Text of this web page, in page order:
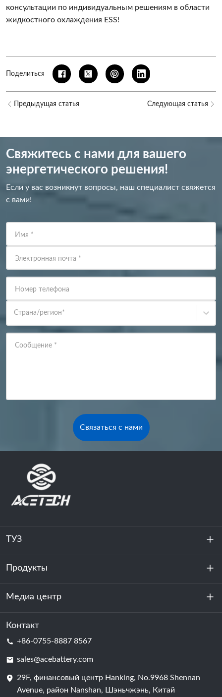
консультации по индивидуальным решениям в области
жидкостного охлаждения ESS!
Поделиться
Предыдущая статья Следующая статья
Свяжитесь с нами для вашего
энергетического решения!
Если у вас возникнут вопросы, наш специалист свяжется
с вами!
Имя *
Электронная почта *
Номер телефона
Страна/регион*
Сообщение *
Связаться с нами
ТУЗ
О нас
устойчивость
Продукты
Хранение энергии
Центр обработки данных и серверная комната
Батарейная ячейка
Медиа центр
Новости
Контакт
+86-0755-8887 8567
sales@acebattery.com
29F, финансовый центр Hanking, No.9968 Shennan
Avenue, район Nanshan, Шэньчжэнь, Китай